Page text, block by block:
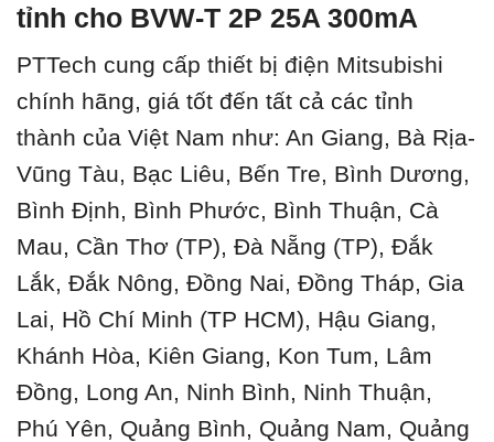
tỉnh cho BVW-T 2P 25A 300mA
PTTech cung cấp thiết bị điện Mitsubishi
chính hãng, giá tốt đến tất cả các tỉnh
thành của Việt Nam như: An Giang, Bà Rịa-
Vũng Tàu, Bạc Liêu, Bến Tre, Bình Dương,
Bình Định, Bình Phước, Bình Thuận, Cà
Mau, Cần Thơ (TP), Đà Nẵng (TP), Đắk
Lắk, Đắk Nông, Đồng Nai, Đồng Tháp, Gia
Lai, Hồ Chí Minh (TP HCM), Hậu Giang,
Khánh Hòa, Kiên Giang, Kon Tum, Lâm
Đồng, Long An, Ninh Bình, Ninh Thuận,
Phú Yên, Quảng Bình, Quảng Nam, Quảng